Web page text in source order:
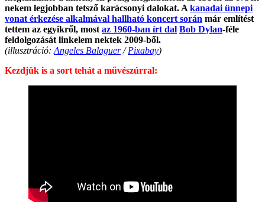
nekem legjobban tetsző karácsonyi dalokat. A kanadai ünnepi
vonat érkezése alkalmával hallható koncert során már említést
tettem az egyikről, most az 1960-ban írt dal Bob Dylan-féle
feldolgozását linkelem nektek 2009-ből.
(illusztráció: Angeles Balaguer/Pixabay)
Kezdjük is a sort tehát a művészúrral: